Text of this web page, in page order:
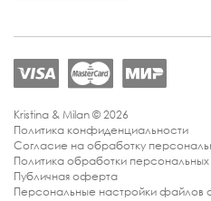
Kristina & Milan © 2026
Политика конфиденциальности
Согласие на обработку
Политика обработки
Публичная оферта
Персональные настройки файлов